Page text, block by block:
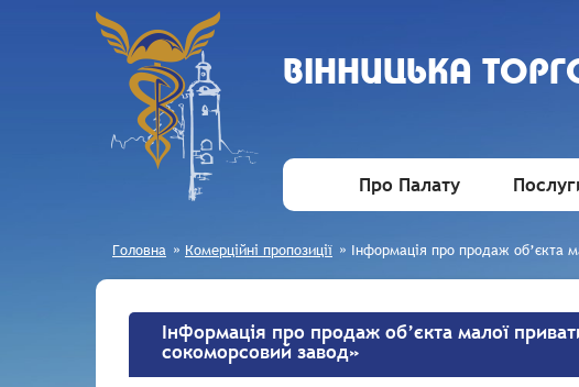
ВIННИЦЬКА
Про Палату
Головна » Комерційні пропозиції » Інформація про продаж об’єкта
Інформація про продаж об’єкта малої
сокоморсовий завод»